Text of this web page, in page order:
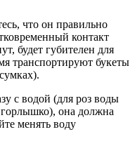
что он правильно
контакт
будет губителен для
транспортируют букеты
с водой (для роз воды
она должна
менять воду